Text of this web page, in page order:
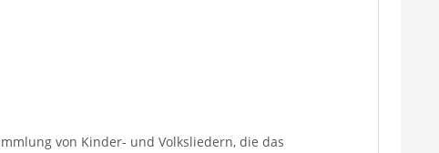
von Kinder- und Volksliedern, die das